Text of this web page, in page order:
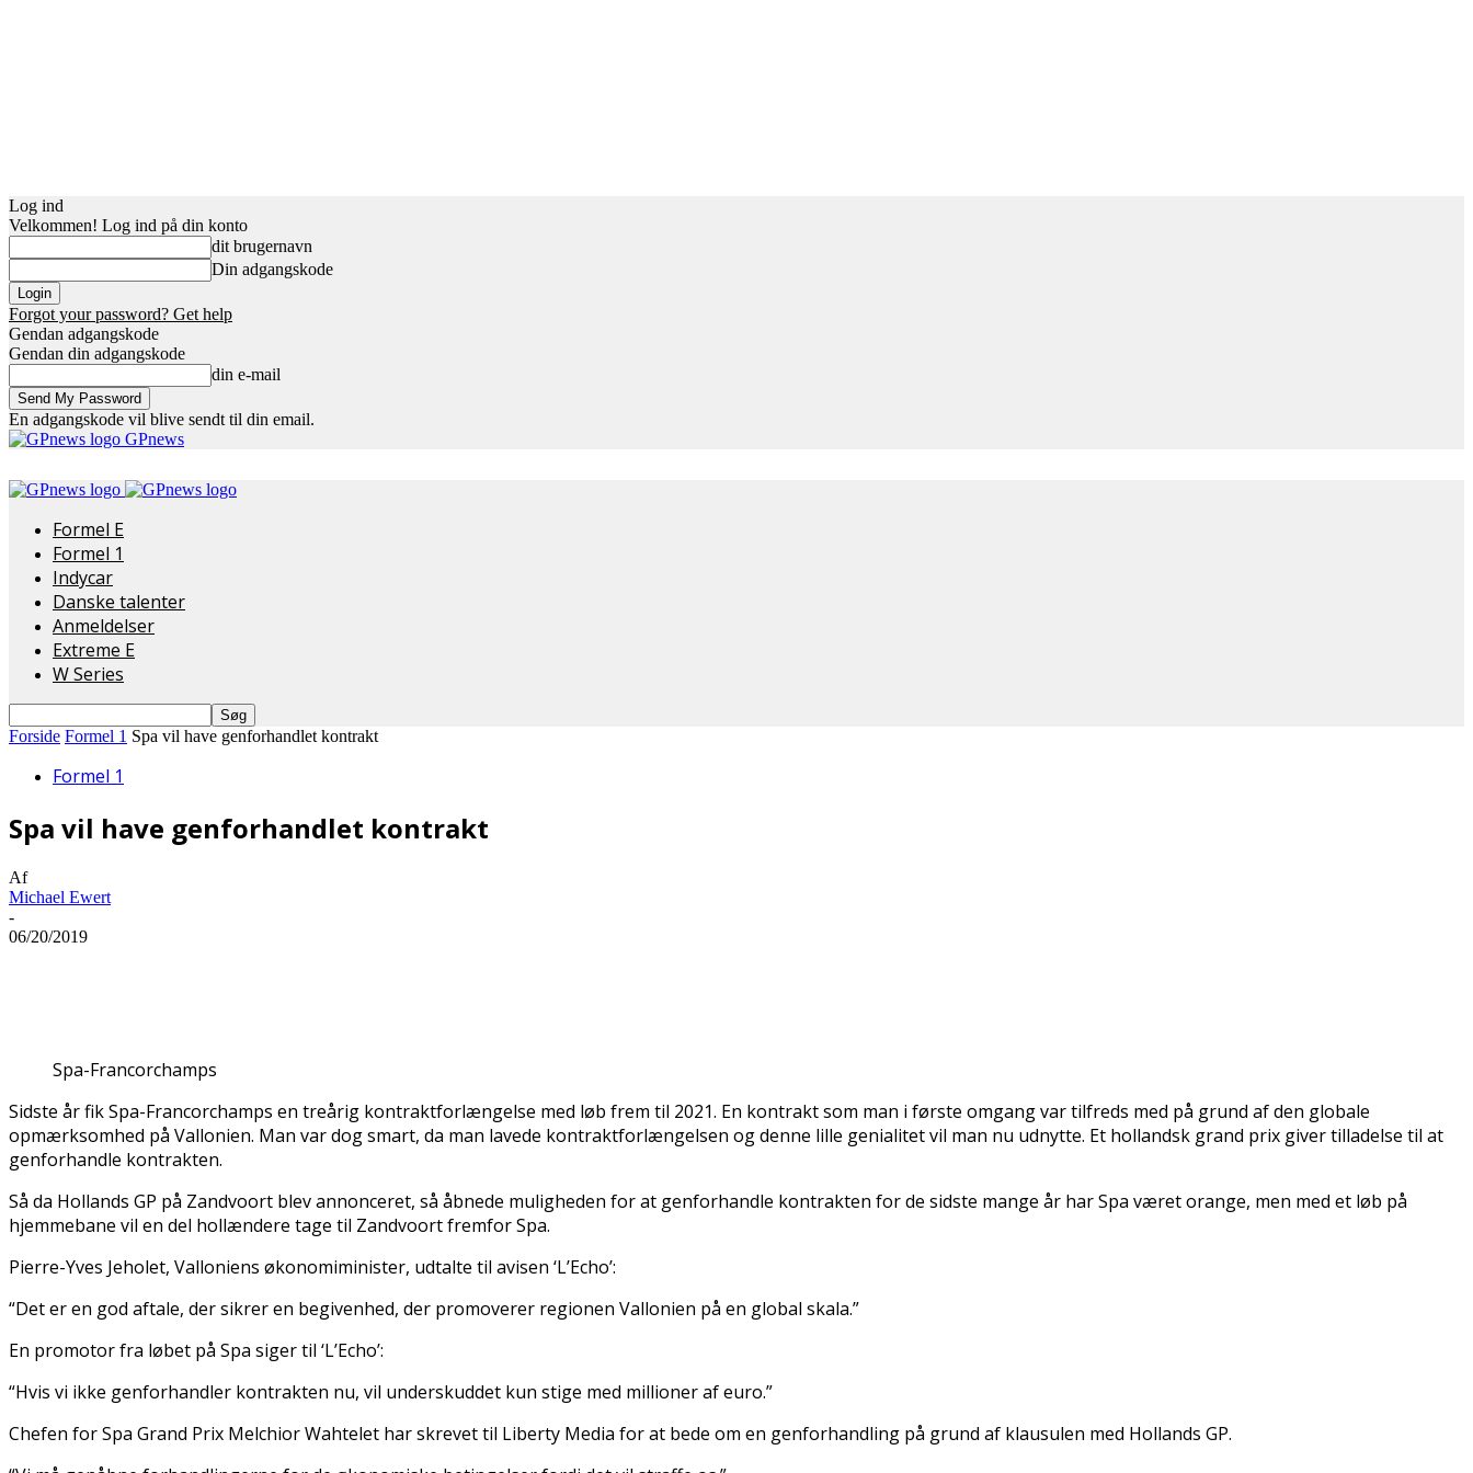
Log ind
Velkommen! Log ind på din konto
dit brugernavn
Din adgangskode
Forgot your password? Get help
Gendan adgangskode
Gendan din adgangskode
din e-mail
En adgangskode vil blive sendt til din email.
GPnews
Formel E
Formel 1
Indycar
Danske talenter
Anmeldelser
Extreme E
W Series
Forside Formel 1 Spa vil have genforhandlet kontrakt
Formel 1
Spa vil have genforhandlet kontrakt
Af
Michael Ewert
-
06/20/2019
Spa-Francorchamps
Sidste år fik Spa-Francorchamps en treårig kontraktforlængelse med løb frem til 2021. En kontrakt som man i første omgang var tilfreds med på grund af den globale
opmærksomhed på Vallonien. Man var dog smart, da man lavede kontraktforlængelsen og denne lille genialitet vil man nu udnytte. Et hollandsk grand prix giver tilladelse til at
genforhandle kontrakten.
Så da Hollands GP på Zandvoort blev annonceret, så åbnede muligheden for at genforhandle kontrakten for de sidste mange år har Spa været orange, men med et løb på
hjemmebane vil en del hollændere tage til Zandvoort fremfor Spa.
Pierre-Yves Jeholet, Valloniens økonomiminister, udtalte til avisen ‘L’Echo’:
“Det er en god aftale, der sikrer en begivenhed, der promoverer regionen Vallonien på en global skala.”
En promotor fra løbet på Spa siger til ‘L’Echo’:
“Hvis vi ikke genforhandler kontrakten nu, vil underskuddet kun stige med millioner af euro.”
Chefen for Spa Grand Prix Melchior Wahtelet har skrevet til Liberty Media for at bede om en genforhandling på grund af klausulen med Hollands GP.